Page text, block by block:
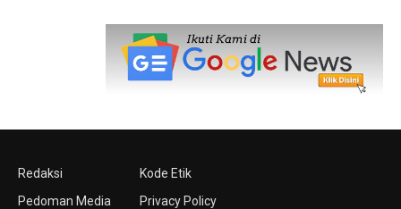
Redaksi
Pedoman Media
Kode Etik
Privacy Policy